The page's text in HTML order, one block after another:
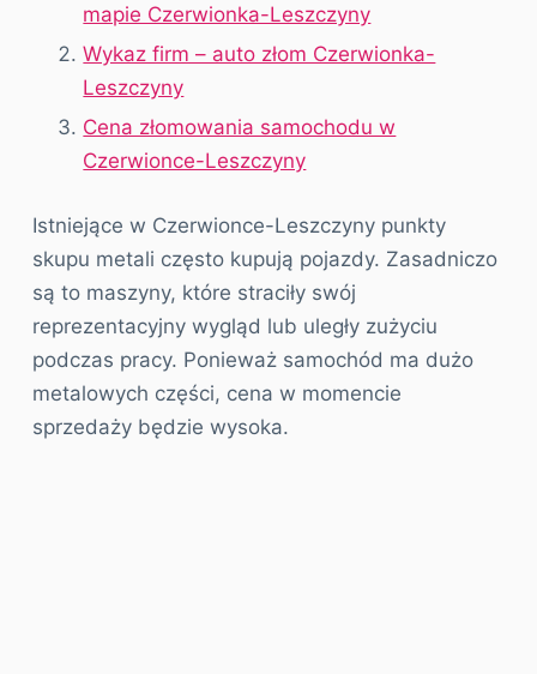
mapie Czerwionka-Leszczyny
Wykaz firm – auto złom Czerwionka-
Leszczyny
Cena złomowania samochodu w
Czerwionce-Leszczyny
Istniejące w Czerwionce-Leszczyny punkty
skupu metali często kupują pojazdy. Zasadniczo
są to maszyny, które straciły swój
reprezentacyjny wygląd lub uległy zużyciu
podczas pracy. Ponieważ samochód ma dużo
metalowych części, cena w momencie
sprzedaży będzie wysoka.